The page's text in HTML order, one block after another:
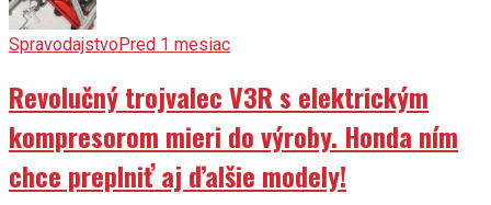
SpravodajstvoPred 1 mesiac
Revolučný trojvalec V3R s elektrickým
kompresorom mieri do výroby. Honda ním
chce preplniť aj ďalšie modely!